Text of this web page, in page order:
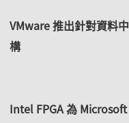
VMware 推出針對資料
構
Intel FPGA 為